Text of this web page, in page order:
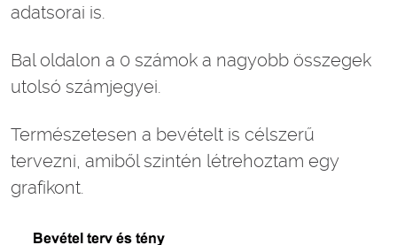
adatsorai is.
Bal oldalon a 0 számok a nagyobb összegek
utolsó számjegyei.
Természetesen a bevételt is célszerű
tervezni, amiből szintén létrehoztam egy
grafikont.